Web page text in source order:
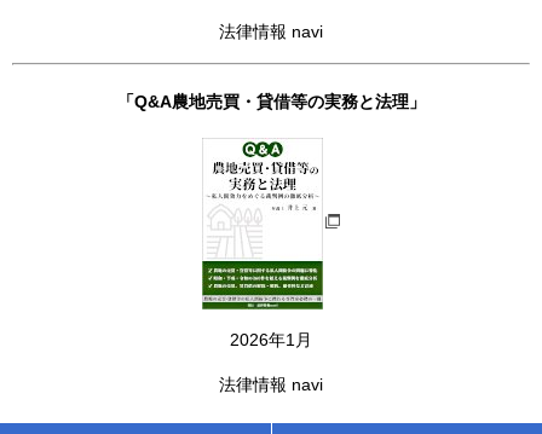
法律情報 navi
「Q&A農地売買・貸借等の実務と法理」
2026年1月
法律情報 navi